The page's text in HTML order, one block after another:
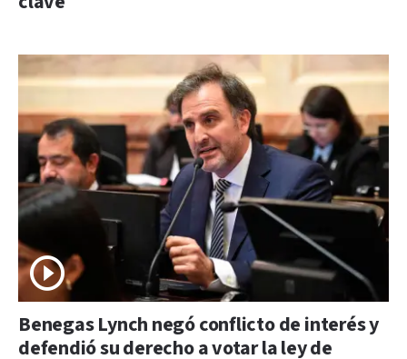
Benegas Lynch negó conflicto de interés y
defendió su derecho a votar la ley de